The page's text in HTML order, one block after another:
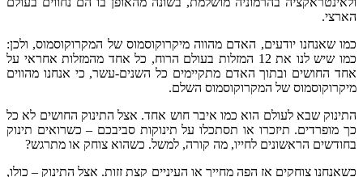
הארצי.
כמו שאנחנו יודעים, האדם מהווה מיקרוקוסמוס של המקרוקוסמוס, ולכן:
כמו שיש לנו את 12 המזלות בעולם הרוח, כל אחד מהמזלות אחראי על
אחד החושים ובתוך האדם מתקיימים כל השנים-עשר, כי אנחנו מהווים
מיקרוקוסמוס של המקרוקוסמוס השלם.
התינוק שבא לעולם הוא כמו איבר חוש אחד. אצל התינוק החושים לא כל
כך מופרדים. תיזכרו או תסתכלו על תינוקות סביבכם – כשרואים תינוק
בחודשים הראשונים לחייו, מה קורה, למשל. כשהוא צוחק או מתרגש?
כשאנחנו צוחקים אז הפה מחייך או העיניים קצת זזות. אצל התינוק – כולו,